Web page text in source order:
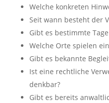
Welche konkreten
Seit wann besteht der
Gibt es bestimmte
Welche Orte spielen
Gibt es bekannte
Ist eine rechtliche
denkbar?
Gibt es bereits